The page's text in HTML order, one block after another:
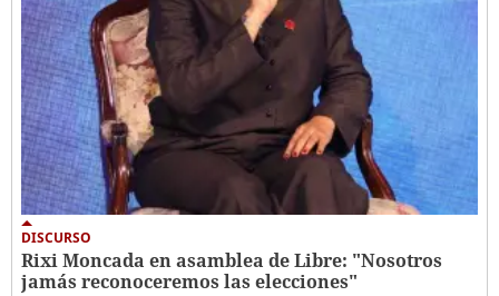
DISCURSO
Rixi Moncada en asamblea de Libre: "Nosotros
jamás reconoceremos las elecciones"